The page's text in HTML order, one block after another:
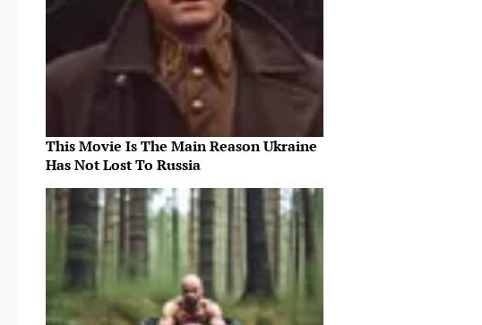
This Movie Is The Main Reason Ukraine
Has Not Lost To Russia